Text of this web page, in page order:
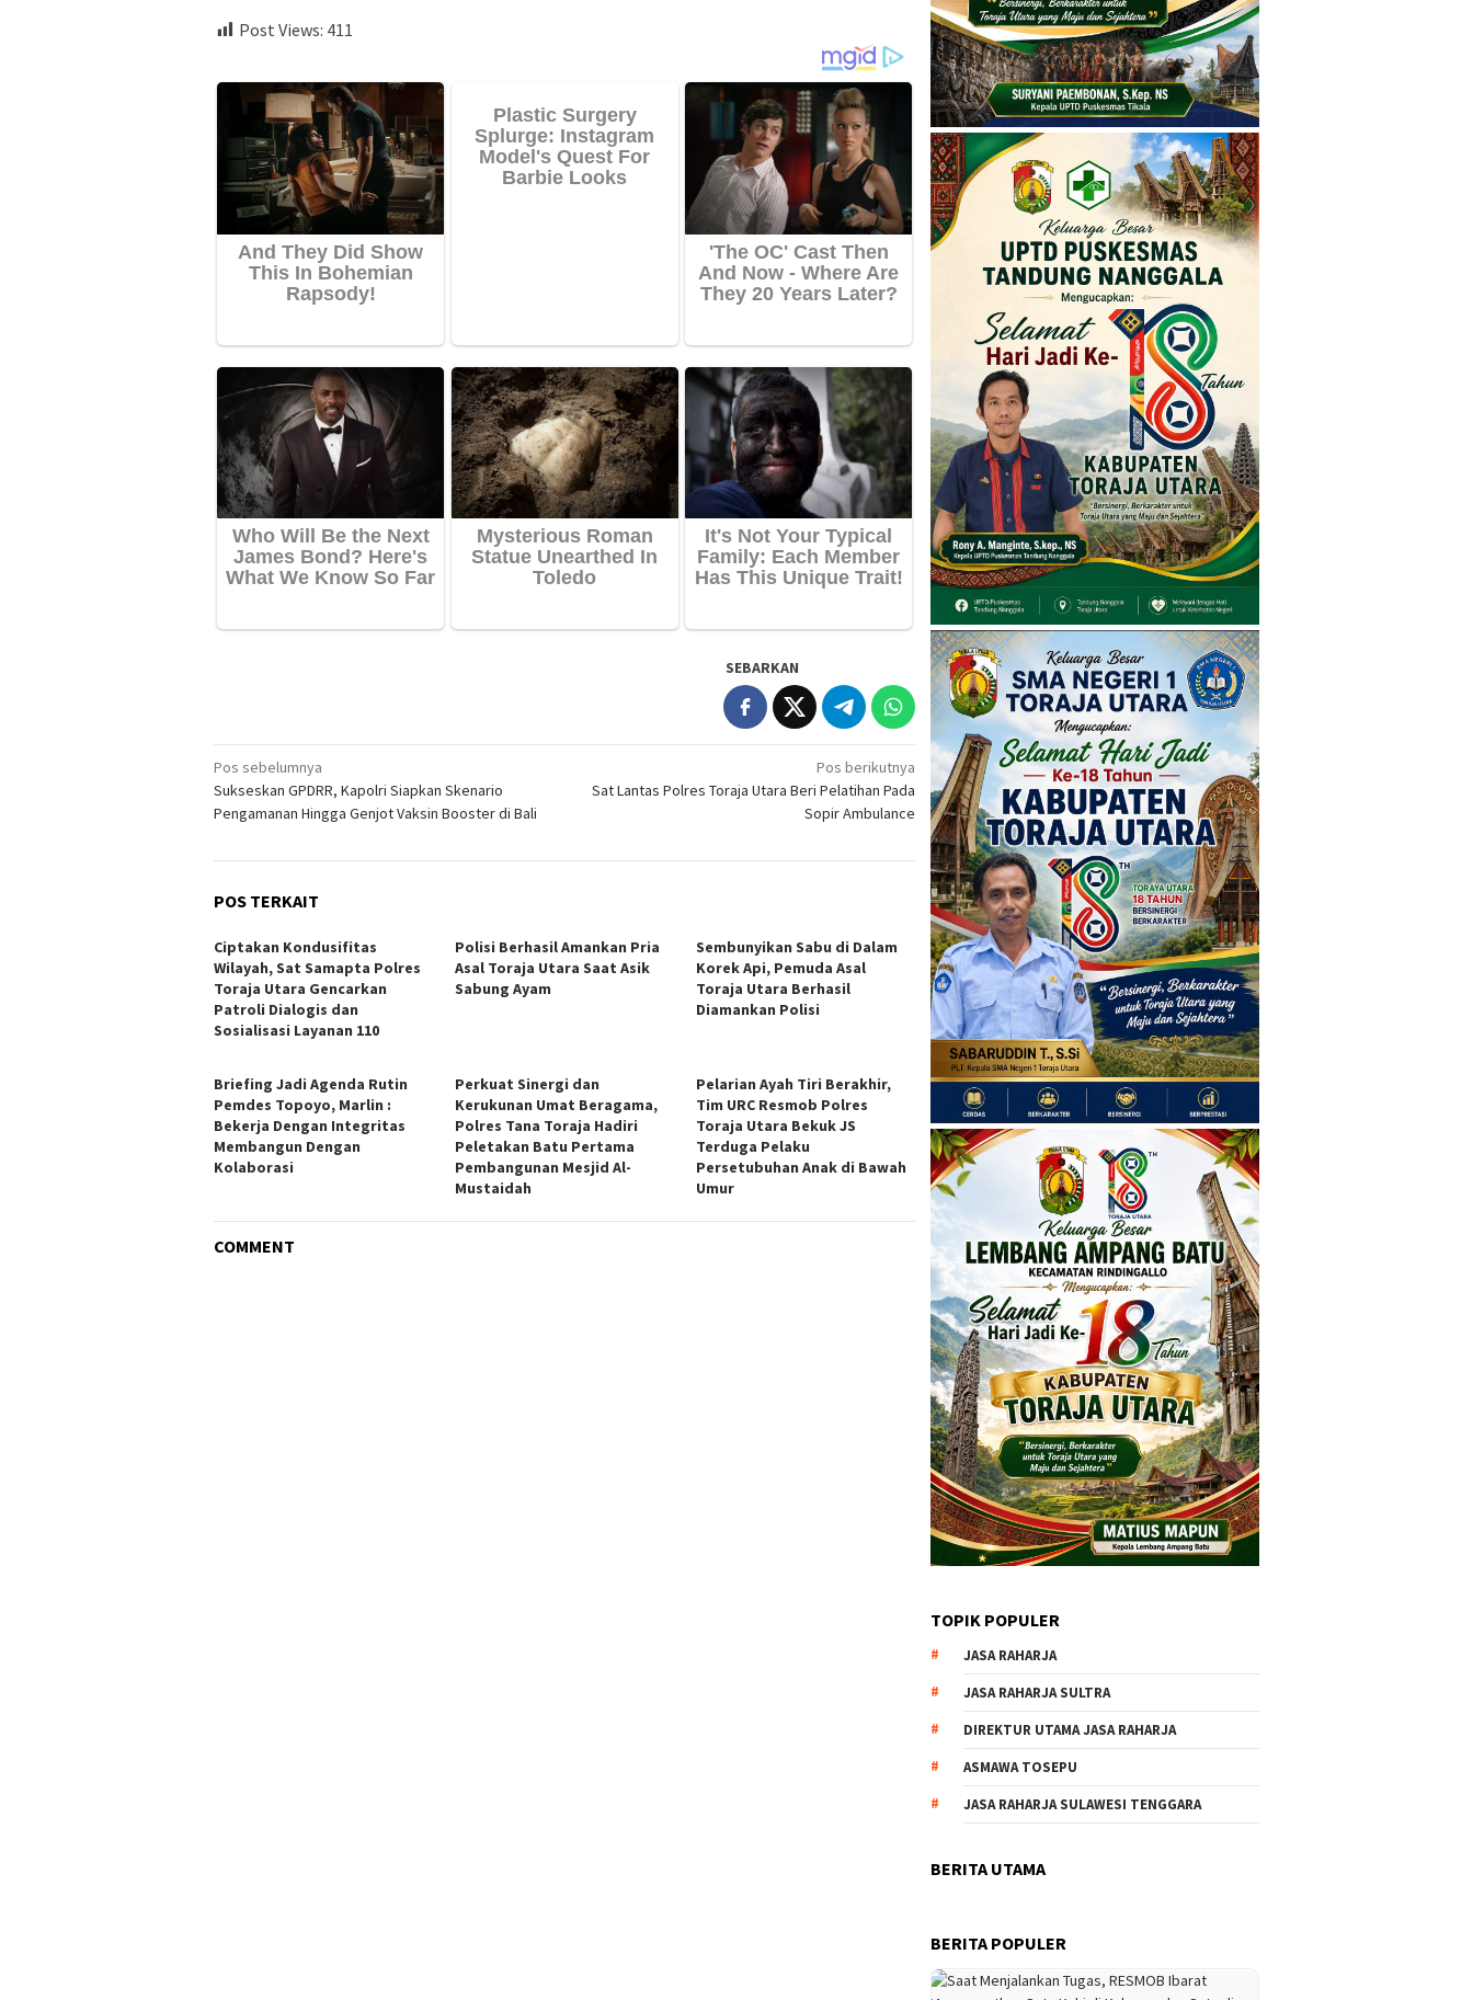
Post Views: 411
SEBARKAN
Navigasi
pos
Pos sebelumnya
Sukseskan GPDRR, Kapolri Siapkan Skenario
Pengamanan Hingga Genjot Vaksin Booster di Bali
Pos berikutnya
Sat Lantas Polres Toraja Utara Beri Pelatihan Pada
Sopir Ambulance
POS TERKAIT
Ciptakan Kondusifitas
Wilayah, Sat Samapta Polres
Toraja Utara Gencarkan
Patroli Dialogis dan
Sosialisasi Layanan 110
Polisi Berhasil Amankan Pria
Asal Toraja Utara Saat Asik
Sabung Ayam
Sembunyikan Sabu di Dalam
Korek Api, Pemuda Asal
Toraja Utara Berhasil
Diamankan Polisi
Briefing Jadi Agenda Rutin
Pemdes Topoyo, Marlin :
Bekerja Dengan Integritas
Membangun Dengan
Kolaborasi
Perkuat Sinergi dan
Kerukunan Umat Beragama,
Polres Tana Toraja Hadiri
Peletakan Batu Pertama
Pembangunan Mesjid Al-
Mustaidah
Pelarian Ayah Tiri Berakhir,
Tim URC Resmob Polres
Toraja Utara Bekuk JS
Terduga Pelaku
Persetubuhan Anak di Bawah
Umur
COMMENT
TOPIK POPULER
JASA RAHARJA
JASA RAHARJA SULTRA
DIREKTUR UTAMA JASA RAHARJA
ASMAWA TOSEPU
JASA RAHARJA SULAWESI TENGGARA
BERITA UTAMA
BERITA POPULER